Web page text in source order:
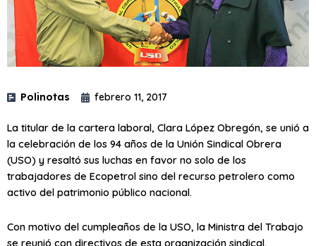
Polinotas febrero 11, 2017
La titular de la cartera laboral, Clara López Obregón, se unió a
la celebración de los 94 años de la Unión Sindical Obrera
(USO) y resaltó sus luchas en favor no solo de los
trabajadores de Ecopetrol sino del recurso petrolero como
activo del patrimonio público nacional.
Con motivo del cumpleaños de la USO, la Ministra del Trabajo
se reunió con directivos de esta organización sindical,